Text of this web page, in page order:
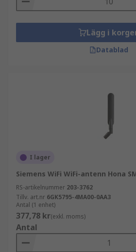
Lägg i
Datablad
I lager
Siemens WiFi WiFi-antenn Hona
RS-artikelnummer 203-3762
Tillv. art.nr 6GK5795-4MA00-0AA3
Antal (1 enhet)
377,78 kr(exkl. moms)
Antal